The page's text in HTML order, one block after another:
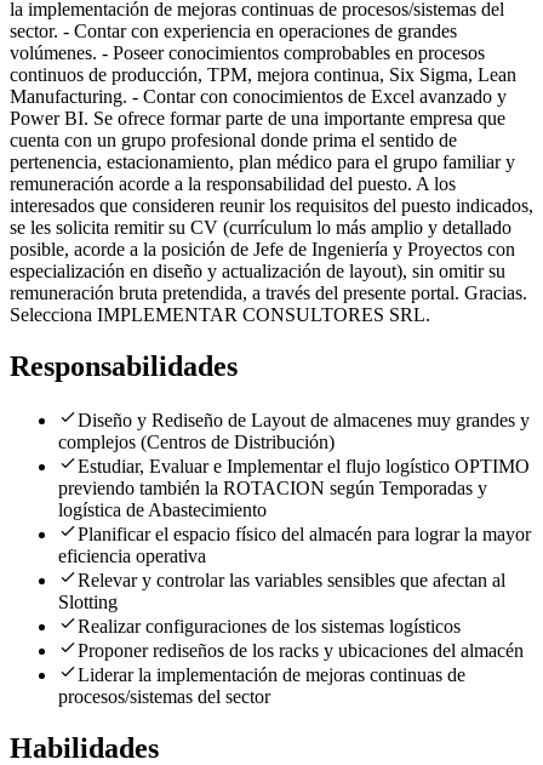
la implementación de mejoras continuas de procesos/sistemas del
sector. - Contar con experiencia en operaciones de grandes
volúmenes. - Poseer conocimientos comprobables en procesos
continuos de producción, TPM, mejora continua, Six Sigma, Lean
Manufacturing. - Contar con conocimientos de Excel avanzado y
Power BI. Se ofrece formar parte de una importante empresa que
cuenta con un grupo profesional donde prima el sentido de
pertenencia, estacionamiento, plan médico para el grupo familiar y
remuneración acorde a la responsabilidad del puesto. A los
interesados que consideren reunir los requisitos del puesto indicados,
se les solicita remitir su CV (currículum lo más amplio y detallado
posible, acorde a la posición de Jefe de Ingeniería y Proyectos con
especialización en diseño y actualización de layout), sin omitir su
remuneración bruta pretendida, a través del presente portal. Gracias.
Selecciona IMPLEMENTAR CONSULTORES SRL.
Responsabilidades
Diseño y Rediseño de Layout de almacenes muy grandes y
complejos (Centros de Distribución)
Estudiar, Evaluar e Implementar el flujo logístico OPTIMO
previendo también la ROTACION según Temporadas y
logística de Abastecimiento
Planificar el espacio físico del almacén para lograr la mayor
eficiencia operativa
Relevar y controlar las variables sensibles que afectan al
Slotting
Realizar configuraciones de los sistemas logísticos
Proponer rediseños de los racks y ubicaciones del almacén
Liderar la implementación de mejoras continuas de
procesos/sistemas del sector
Habilidades